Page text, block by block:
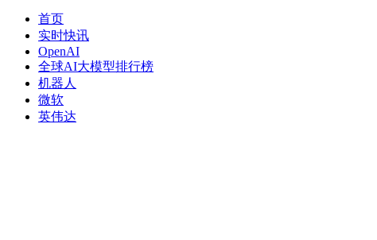
首页
实时快讯
OpenAI
全球AI大模型排行榜
机器人
微软
英伟达